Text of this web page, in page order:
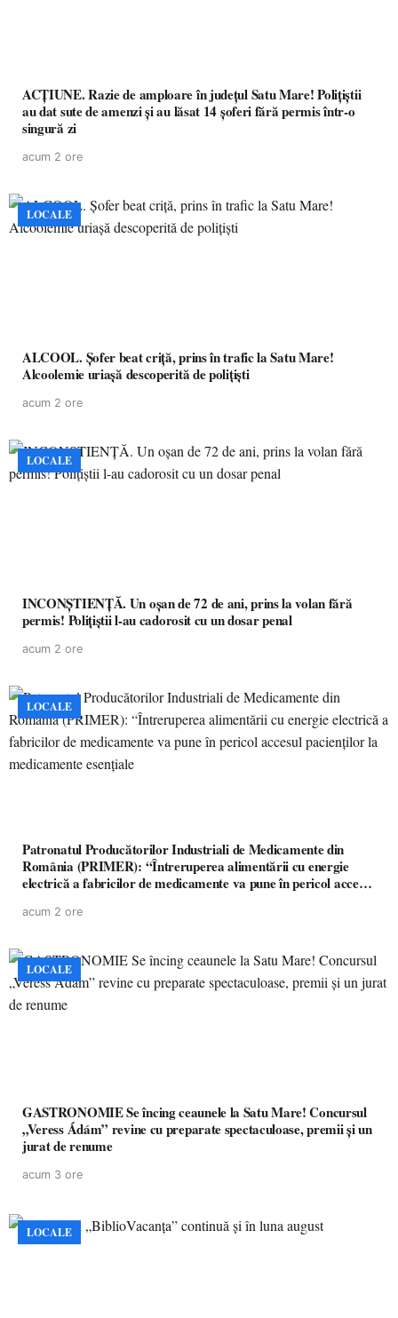
ACȚIUNE. Razie de amploare în județul Satu Mare! Polițiștii
au dat sute de amenzi și au lăsat 14 șoferi fără permis într-o
singură zi
acum 2 ore
LOCALE
ALCOOL. Șofer beat criță, prins în trafic la Satu Mare!
Alcoolemie uriașă descoperită de polițiști
acum 2 ore
LOCALE
INCONȘTIENȚĂ. Un oșan de 72 de ani, prins la volan fără
permis! Polițiștii l-au cadorosit cu un dosar penal
acum 2 ore
LOCALE
Patronatul Producătorilor Industriali de Medicamente din
România (PRIMER): “Întreruperea alimentării cu energie
electrică a fabricilor de medicamente va pune în pericol accesul
acum 2 ore
LOCALE
GASTRONOMIE Se încing ceaunele la Satu Mare! Concursul
„Veress Ádám” revine cu preparate spectaculoase, premii și un
jurat de renume
acum 3 ore
LOCALE